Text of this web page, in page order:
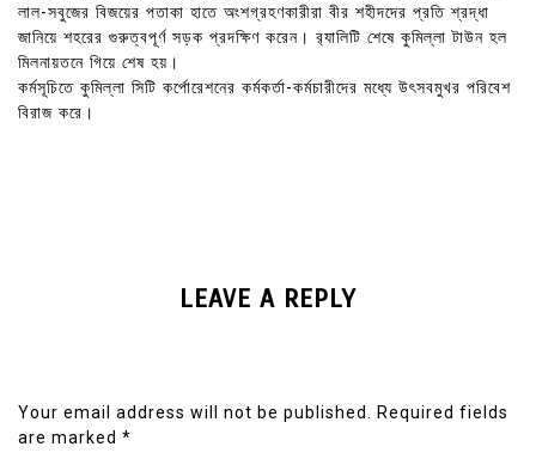
লাল-সবুজের বিজয়ের পতাকা হাতে অংশগ্রহণকারীরা বীর শহীদদের প্রতি শ্রদ্ধা
জানিয়ে শহরের গুরুত্বপূর্ণ সড়ক প্রদক্ষিণ করেন। র‍্যালিটি শেষে কুমিল্লা টাউন হল
মিলনায়তনে গিয়ে শেষ হয়।
কর্মসূচিতে কুমিল্লা সিটি কর্পোরেশনের কর্মকর্তা-কর্মচারীদের মধ্যে উৎসবমুখর পরিবেশ
বিরাজ করে।
LEAVE A REPLY
Your email address will not be published.
Required fields
are marked *